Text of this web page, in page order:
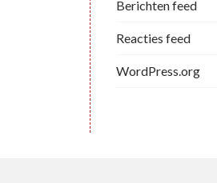
Berichten feed
Reacties feed
WordPress.org